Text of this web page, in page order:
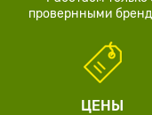
провернными
ЦЕНЫ